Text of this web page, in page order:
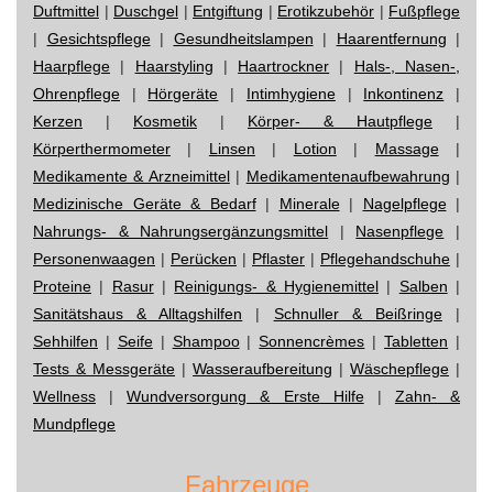
Duftmittel | Duschgel | Entgiftung | Erotikzubehör | Fußpflege
| Gesichtspflege| Gesundheitslampen | Haarentfernung |
Haarpflege | Haarstyling | Haartrockner | Hals-, Nasen-,
Ohrenpflege | Hörgeräte | Intimhygiene| Inkontinenz |
Kerzen | Kosmetik | Körper- & Hautpflege |
Körperthermometer | Linsen | Lotion | Massage|
Medikamente & Arzneimittel| Medikamentenaufbewahrung |
Medizinische Geräte & Bedarf| Minerale| Nagelpflege|
Nahrungs- & Nahrungsergänzungsmittel | Nasenpflege |
Personenwaagen | Perücken | Pflaster | Pflegehandschuhe |
Proteine | Rasur| Reinigungs- & Hygienemittel | Salben |
Sanitätshaus & Alltagshilfen | Schnuller & Beißringe|
Sehhilfen | Seife| Shampoo|Sonnencrèmes |Tabletten |
Tests & Messgeräte | Wasseraufbereitung | Wäschepflege |
Wellness |Wundversorgung & Erste Hilfe| Zahn- &
Mundpflege
Fahrzeuge